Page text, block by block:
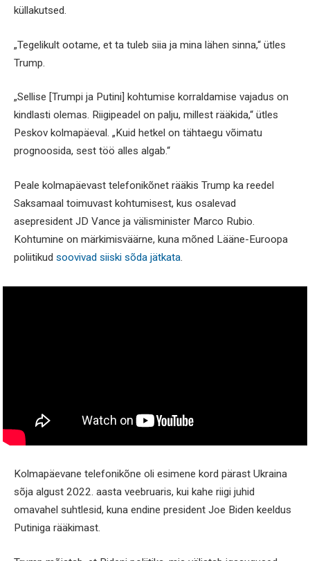
küllakutsed.
„Tegelikult ootame, et ta tuleb siia ja mina lähen sinna,“ ütles
Trump.
„Sellise [Trumpi ja Putini] kohtumise korraldamise vajadus on
kindlasti olemas. Riigipeadel on palju, millest rääkida,“ ütles
Peskov kolmapäeval. „Kuid hetkel on tähtaegu võimatu
prognoosida, sest töö alles algab.“
Peale kolmapäevast telefonikõnet rääkis Trump ka reedel
Saksamaal toimuvast kohtumisest, kus osalevad
asepresident JD Vance ja välisminister Marco Rubio.
Kohtumine on märkimisväärne, kuna mõned Lääne-Euroopa
poliitikud soovivad siiski sõda jätkata.
Kolmapäevane telefonikõne oli esimene kord pärast Ukraina
sõja algust 2022. aasta veebruaris, kui kahe riigi juhid
omavahel suhtlesid, kuna endine president Joe Biden keeldus
Putiniga rääkimast.